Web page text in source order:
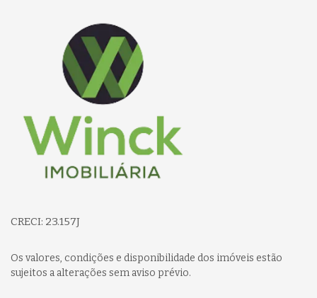
Página inicial
CRECI: 23.157J
Os valores, condições e disponibilidade dos imóveis estão
sujeitos a alterações sem aviso prévio.